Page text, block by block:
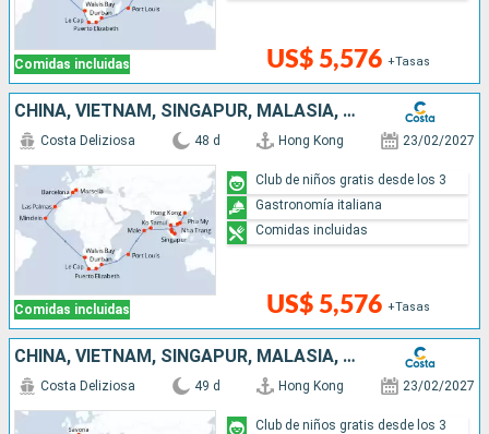
Comidas incluidas US$ 5,576 +Tasas
CHINA, VIETNAM, SINGAPUR, MALASIA, SRI LANKA, MALDIVAS, MAURICIO, SUDÁFRICA, NAMIBIA, CABO VERDE, CANARIAS, ESPAÑA, FRANCIA
Comidas incluidas
Costa Deliziosa 48 d Hong Kong 23/02/2027
US$ 5,576 +Tasas
Club de niños gratis desde los 3
Gastronomía italiana
Comidas incluidas
CHINA, VIETNAM, SINGAPUR, MALASIA, SRI LANKA, MALDIVAS, MAURICIO, SUDÁFRICA, NAMIBIA, CABO VERDE, CANARIAS, ESPAÑA, FRANCIA, ITALIA
Costa Deliziosa 49 d Hong Kong 23/02/2027
Club de niños gratis desde los 3